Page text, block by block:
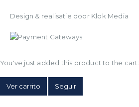
Design & realisatie door Klok Media
You've just added this product to the cart:
Ver carrito Seguir